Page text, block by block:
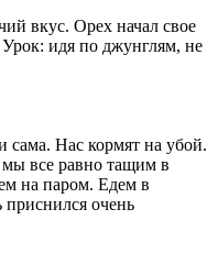
вкус. Орех начал свое
идя по джунглям, не
Нас кормят на убой.
все равно тащим в
на паром. Едем в
приснился очень